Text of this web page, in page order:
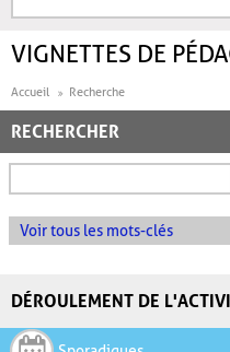
FORMULAIRE DE
VIGNETTES DE
Accueil Recherche
RECHERCHER
Voir tous les mots-clés
DÉROULEMENT DE